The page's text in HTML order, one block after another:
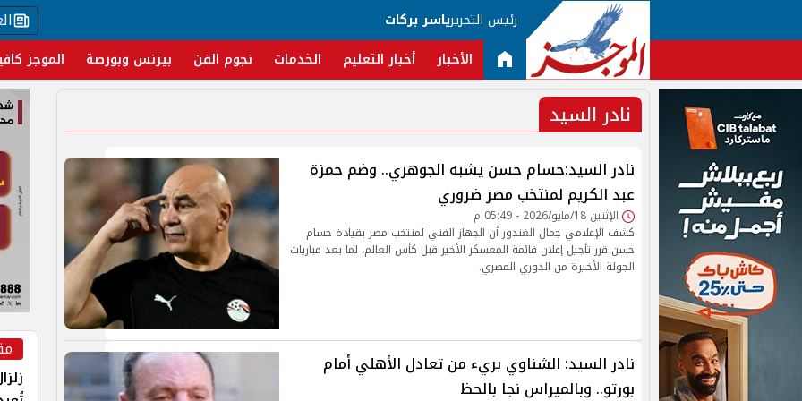
رئيس التحريرياسر بركات
الأخبار أخبار التعليم الخدمات نجوم الفن بيزنس وبورصة الموجز
نادر السيد
نادر السيد:حسام حسن يشبه الجوهري.. وضم حمزة
عبد الكريم لمنتخب مصر ضروري
الإثنين 18/مايو/2026 - 05:49 م
كشف الإعلامي جمال الغندور أن الجهاز الفني لمنتخب مصر بقيادة حسام
حسن قرر تأجيل إعلان قائمة المعسكر الأخير قبل كأس العالم، لما بعد مباريات
الجولة الأخيرة من الدوري المصري.
نادر السيد: الشناوي بريء من تعادل الأهلي أمام
بورتو.. وبالميراس نجا بالحظ